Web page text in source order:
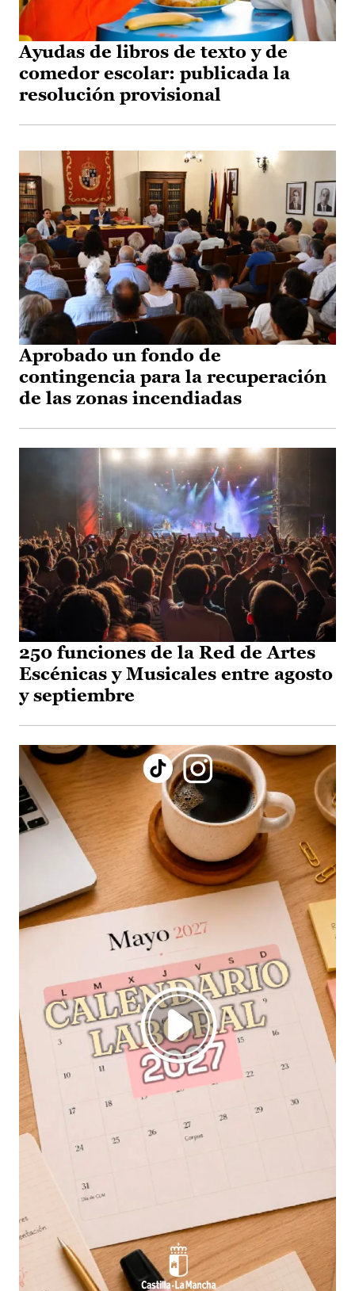
Ayudas de libros de texto y de
comedor escolar: publicada la
resolución provisional
Aprobado un fondo de
contingencia para la recuperación
de las zonas incendiadas
250 funciones de la Red de Artes
Escénicas y Musicales entre agosto
y septiembre